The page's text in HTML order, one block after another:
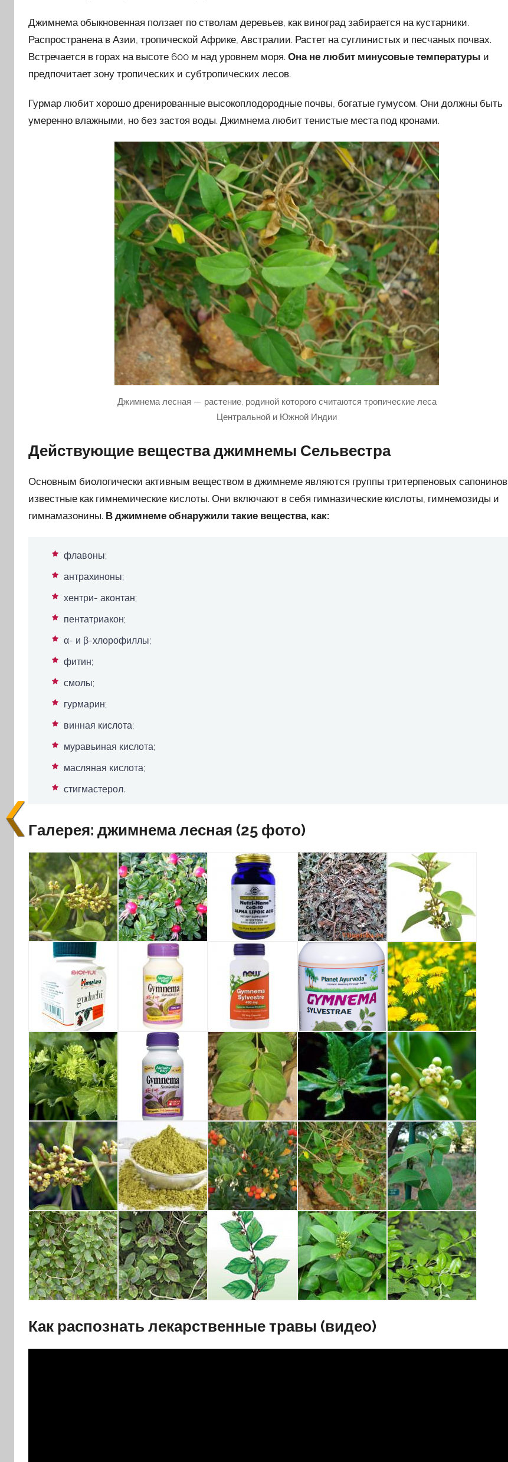
Джимнема обыкновенная ползает по стволам деревьев, как виноград забирается на кустарники.
Распространена в Азии, тропической Африке, Австралии. Растет на суглинистых и песчаных почвах.
Встречается в горах на высоте 600 м над уровнем моря. Она не любит минусовые температуры и
предпочитает зону тропических и субтропических лесов.
Гурмар любит хорошо дренированные высокоплодородные почвы, богатые гумусом. Они должны быть
умеренно влажными, но без застоя воды. Джимнема любит тенистые места под кронами.
Джимнема лесная — растение, родиной которого считаются тропические леса
Центральной и Южной Индии
Действующие вещества джимнемы Сельвестра
Основным биологически активным веществом в джимнеме являются группы тритерпеновых сапонинов,
известные как гимнемические кислоты. Они включают в себя гимназические кислоты, гимнемозиды и
гимнамазонины. В джимнеме обнаружили такие вещества, как:
флавоны;
антрахиноны;
хентри- аконтан;
пентатриакон;
α- и β-хлорофиллы;
фитин;
смолы;
гурмарин;
винная кислота;
муравьиная кислота;
масляная кислота;
стигмастерол.
Галерея: джимнема лесная (25 фото)
Как распознать лекарственные травы (видео)